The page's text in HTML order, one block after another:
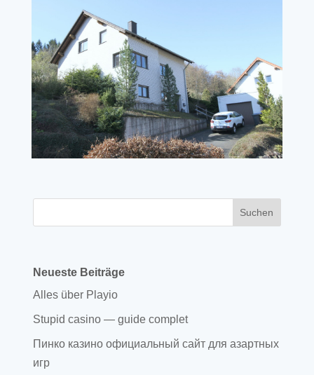
Neueste Beiträge
Alles über Playio
Stupid casino — guide complet
Пинко казино официальный сайт для азартных
игр